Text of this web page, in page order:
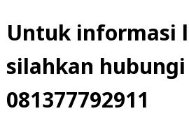
Untuk informasi
silahkan
081377792911